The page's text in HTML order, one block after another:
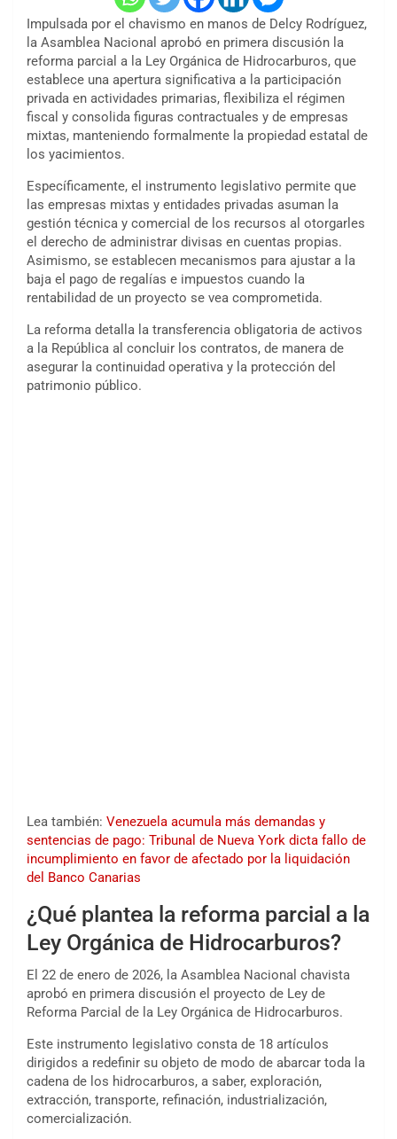
Impulsada por el chavismo en manos de Delcy Rodríguez,
la Asamblea Nacional aprobó en primera discusión la
reforma parcial a la Ley Orgánica de Hidrocarburos, que
establece una apertura significativa a la participación
privada en actividades primarias, flexibiliza el régimen
fiscal y consolida figuras contractuales y de empresas
mixtas, manteniendo formalmente la propiedad estatal de
los yacimientos.
Específicamente, el instrumento legislativo permite que
las empresas mixtas y entidades privadas asuman la
gestión técnica y comercial de los recursos al otorgarles
el derecho de administrar divisas en cuentas propias.
Asimismo, se establecen mecanismos para ajustar a la
baja el pago de regalías e impuestos cuando la
rentabilidad de un proyecto se vea comprometida.
La reforma detalla la transferencia obligatoria de activos
a la República al concluir los contratos, de manera de
asegurar la continuidad operativa y la protección del
patrimonio público.
Lea también: Venezuela acumula más demandas y
sentencias de pago: Tribunal de Nueva York dicta fallo de
incumplimiento en favor de afectado por la liquidación
del Banco Canarias
¿Qué plantea la reforma parcial a la
Ley Orgánica de Hidrocarburos?
El 22 de enero de 2026, la Asamblea Nacional chavista
aprobó en primera discusión el proyecto de Ley de
Reforma Parcial de la Ley Orgánica de Hidrocarburos.
Este instrumento legislativo consta de 18 artículos
dirigidos a redefinir su objeto de modo de abarcar toda la
cadena de los hidrocarburos, a saber, exploración,
extracción, transporte, refinación, industrialización,
comercialización.